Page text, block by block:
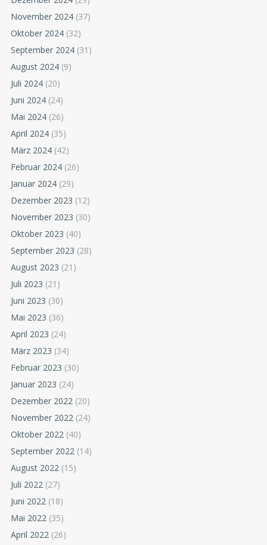
November 2024 (37)
Oktober 2024 (32)
September 2024 (31)
August 2024 (9)
Juli 2024 (20)
Juni 2024 (24)
Mai 2024 (26)
April 2024 (35)
März 2024 (42)
Februar 2024 (26)
Januar 2024 (29)
Dezember 2023 (12)
November 2023 (30)
Oktober 2023 (40)
September 2023 (28)
August 2023 (21)
Juli 2023 (21)
Juni 2023 (30)
Mai 2023 (36)
April 2023 (24)
März 2023 (34)
Februar 2023 (30)
Januar 2023 (24)
Dezember 2022 (20)
November 2022 (24)
Oktober 2022 (40)
September 2022 (14)
August 2022 (15)
Juli 2022 (27)
Juni 2022 (18)
Mai 2022 (35)
April 2022 (26)